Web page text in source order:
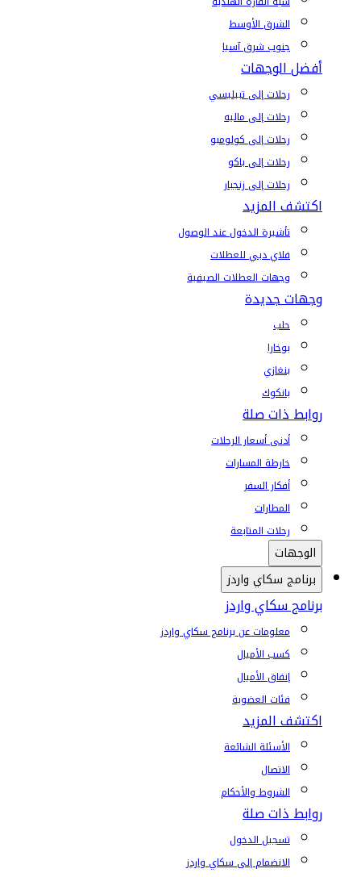
الشرق الأوسط
جنوب شرق آسيا
أفضل الوجهات
رحلات إلى تبيليسي
رحلات إلى ماليه
رحلات إلى كولومبو
رحلات إلى باكو
رحلات إلى زنجبار
اكتشف المزيد
تأشيرة الدخول عند الوصول
فلاي دبي للعطلات
وجهات العطلات الصيفية
وجهات جديدة
حلب
بوخارا
بنغازي
بانكوك
روابط ذات صلة
أدنى أسعار الرحلات
خارطة المسارات
أفكار السفر
المطارات
رحلات المتابعة
الوجهات
برنامج سكاي واردز
برنامج سكاي واردز
معلومات عن برنامج سكاي واردز
كسب الأميال
إنفاق الأميال
فئات العضوية
اكتشف المزيد
الأسئلة الشائعة
الاتصال
الشروط والأحكام
روابط ذات صلة
تسجيل الدخول
الانضمام إلى سكاي واردز